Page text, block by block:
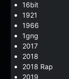
16bit
1921
1966
1gng
2017
2018
2018 Rap
2019